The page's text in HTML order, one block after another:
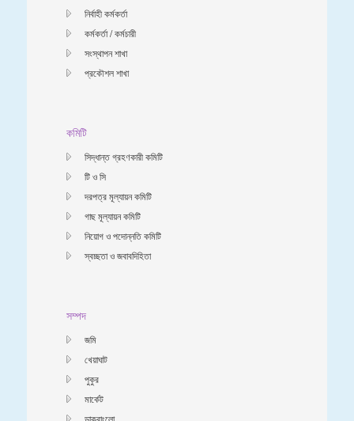
নির্বাহী কর্মকর্তা
কর্মকর্তা / কর্মচারী
সংস্থাপন শাখা
প্রকৌশল শাখা
কমিটি
সিদ্ধান্ত গ্রহণকারী কমিটি
টি ও সি
দরপত্র মূল্যায়ন কমিটি
গাছ মূল্যায়ন কমিটি
নিয়োগ ও পদোন্নতি কমিটি
স্বচ্ছতা ও জবাবদিহিতা
সম্পদ
জমি
খেয়াঘাট
পুকুর
মার্কেট